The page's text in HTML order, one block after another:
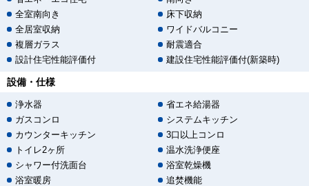
全室南向き
床下収納
全居室収納
ワイドバルコニー
複層ガラス
耐震適合
設計住宅性能評価付
建設住宅性能評価付(新築時)
設備・仕様
浄水器
省エネ給湯器
ガスコンロ
システムキッチン
カウンターキッチン
3口以上コンロ
トイレ2ヶ所
温水洗浄便座
シャワー付洗面台
浴室乾燥機
浴室暖房
追焚機能